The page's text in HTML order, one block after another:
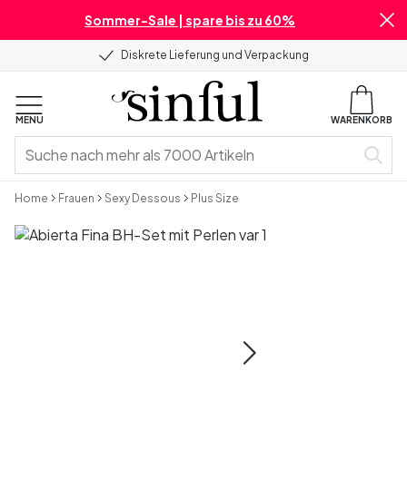
Sommer-Sale | spare bis zu 60%
Diskrete Lieferung und Verpackung
MENU WARENKORB
Home Frauen Sexy Dessous Plus Size